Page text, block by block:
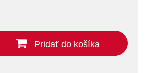
Pridať do košíka